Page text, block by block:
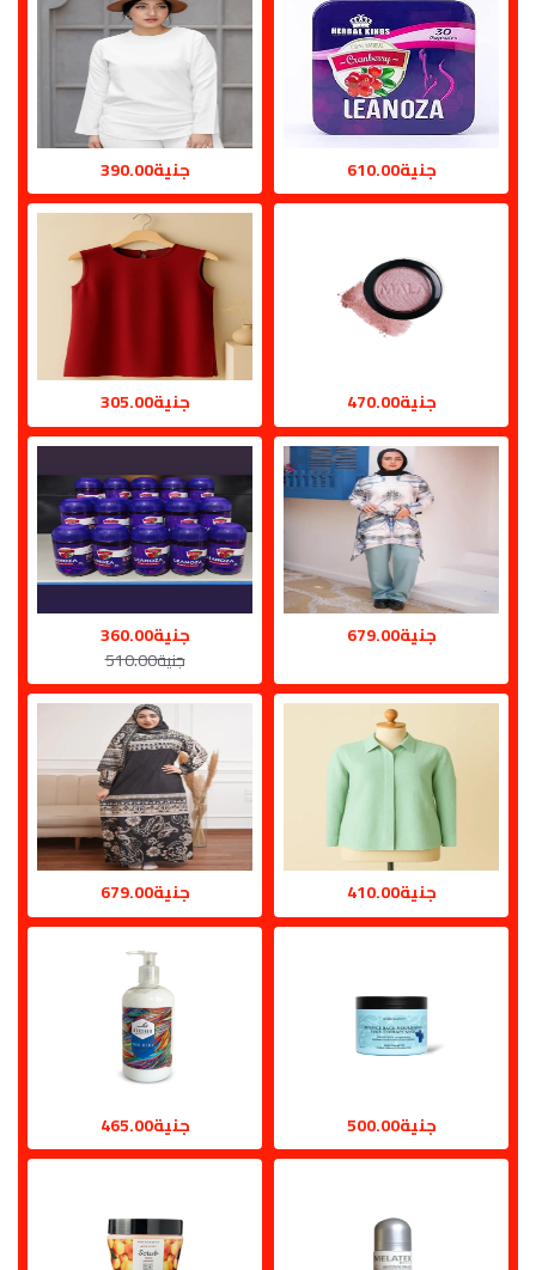
جنية610.00 جنية390.00
جنية470.00 جنية305.00
جنية679.00
جنية360.00
جنية510.00
جنية410.00 جنية679.00
جنية500.00 جنية465.00